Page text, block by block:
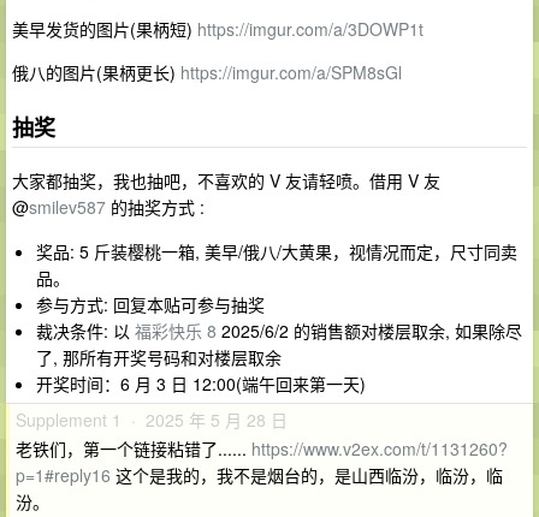
美早发货的图片(果柄短) https://imgur.com/a/3DOWP1t
俄八的图片(果柄更长) https://imgur.com/a/SPM8sGl
抽奖
大家都抽奖，我也抽吧，不喜欢的 V 友请轻喷。借用 V 友
@smilev587 的抽奖方式 :
奖品: 5 斤装樱桃一箱, 美早/俄八/大黄果，视情况而定，尺寸同卖
品。
参与方式: 回复本贴可参与抽奖
裁决条件: 以 福彩快乐 8 2025/6/2 的销售额对楼层取余, 如果除尽
了, 那所有开奖号码和对楼层取余
开奖时间：6 月 3 日 12:00(端午回来第一天)
Supplement 1 · 2025 年 5 月 28 日
老铁们，第一个链接粘错了...... https://www.v2ex.com/t/1131260?
p=1#reply16 这个是我的，我不是烟台的，是山西临汾，临汾，临
汾。